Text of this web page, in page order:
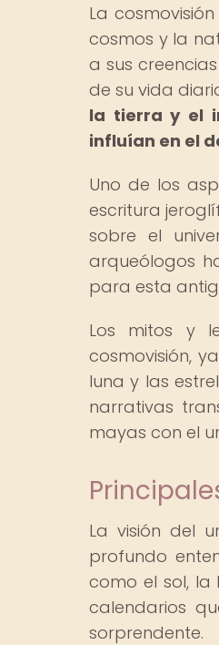
La
cosmos y la
a sus
de su vida
la tierra y el
influían en el
Uno de los
escritura
sobre el
arqueólogos
para esta
Los mitos y
cosmovisión,
luna y las
narrativas
mayas con el
La visión del
profundo
como el sol, la
calendarios
sorprendente.